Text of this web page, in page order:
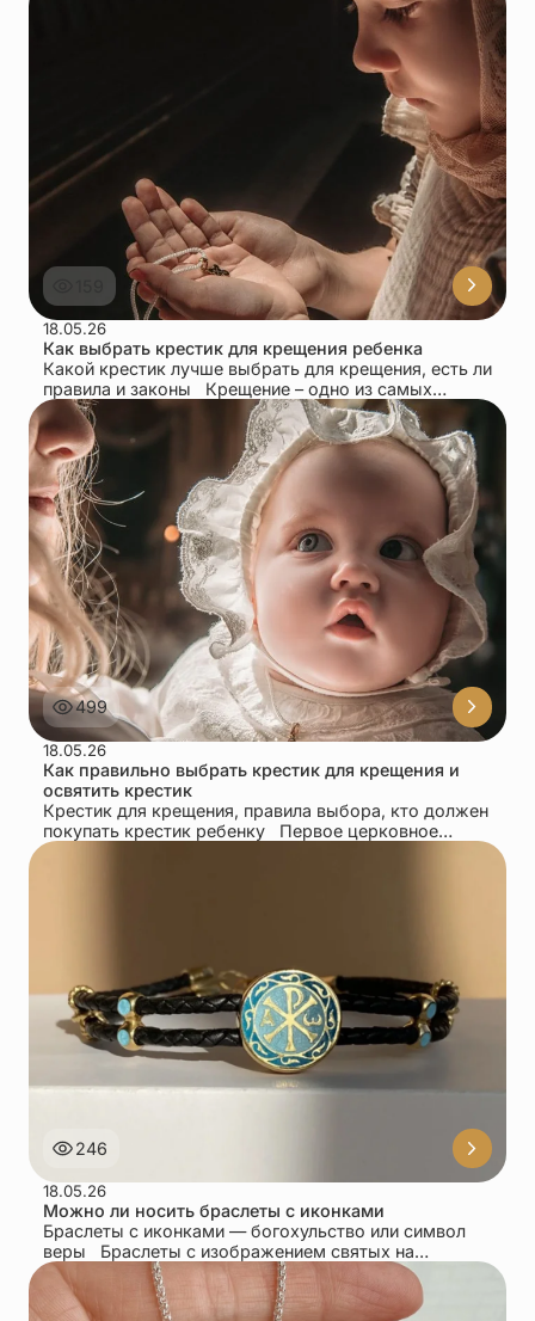
18.05.26
Как выбрать крестик для крещения ребенка
Какой крестик лучше выбрать для крещения, есть ли
правила и законы Крещение – одно из самых
важных событий для...
499
18.05.26
Как правильно выбрать крестик для крещения и
освятить крестик
Крестик для крещения, правила выбора, кто должен
покупать крестик ребенку Первое церковное
таинство для каждого верующего человека – это...
246
18.05.26
Можно ли носить браслеты с иконками
Браслеты с иконками — богохульство или символ
веры Браслеты с изображением святых на
деревянных элементах – относительно новое
украшение....